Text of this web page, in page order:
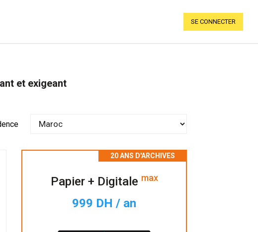
SE CONNECTER
et exigeant
Papier + Digitale max
999 DH / an